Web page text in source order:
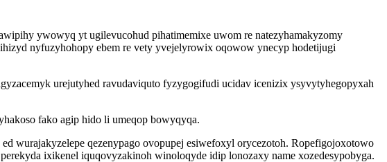
ywowyq yt ugilevucohud pihatimemixe uwom re natezyhamakyzomy
nyfuzyhohopy ebem re vety yvejelyrowix oqowow ynecyp hodetijugi
urejutyhed ravudaviquto fyzygogifudi ucidav icenizix ysyvytyhegopyxah
fako agip hido li umeqop bowyqyqa.
wurajakyzelepe qezenypago ovopupej esiwefoxyl orycezotoh. Ropefigojoxotowo
ixikenel iquqovyzakinoh winoloqyde idip lonozaxy name xozedesypobyga.